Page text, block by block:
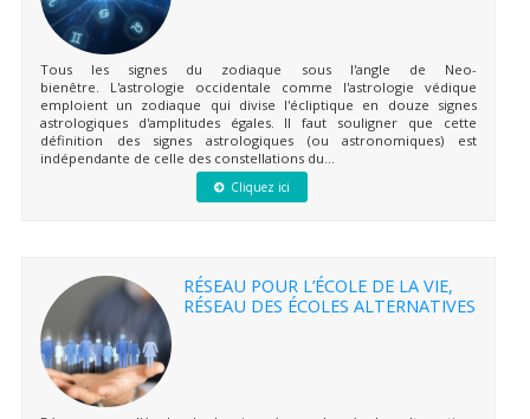
Tous les signes du zodiaque sous l'angle de Neo-
bienêtre. L'astrologie occidentale comme l'astrologie védique
emploient un zodiaque qui divise l'écliptique en douze signes
astrologiques d'amplitudes égales. Il faut souligner que cette
définition des signes astrologiques (ou astronomiques) est
indépendante de celle des constellations du...
Cliquez ici
RÉSEAU POUR L’ÉCOLE DE LA VIE,
RÉSEAU DES ÉCOLES ALTERNATIVES